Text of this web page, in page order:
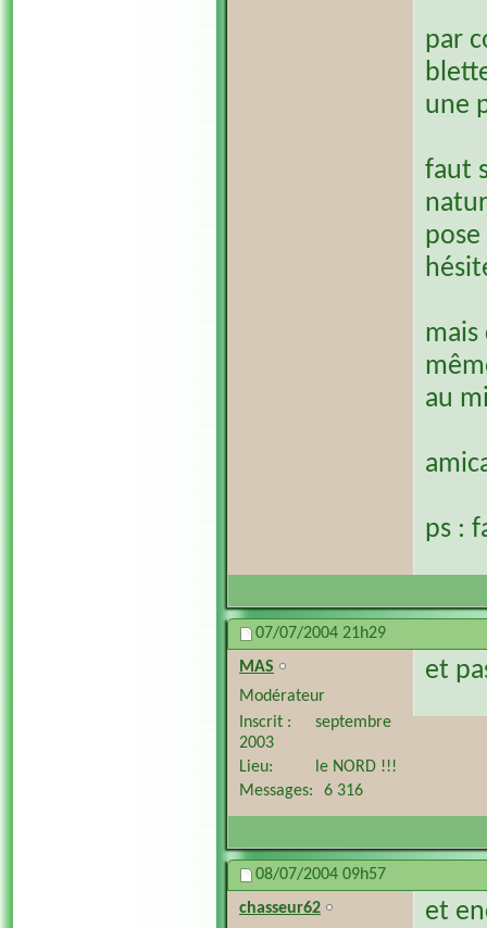
par
une
faut
au
ps :
07/07/2004 21h29
MAS
Modérateur
Inscrit
septembre
2003
Lieu
le NORD !!!
Messages
6 316
et
08/07/2004 09h57
chasseur62
et